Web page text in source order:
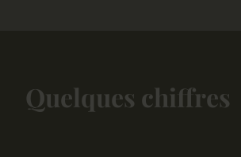
Quelques chiffres